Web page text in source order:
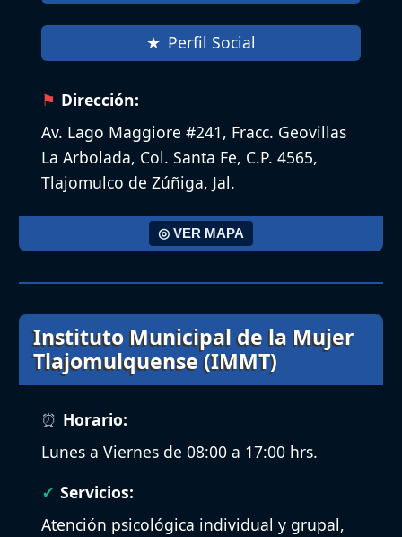
Perfil Social
Dirección:
Av. Lago Maggiore #241, Fracc. Geovillas
La Arbolada, Col. Santa Fe, C.P. 4565,
Tlajomulco de Zúñiga, Jal.
◎ VER MAPA
Instituto Municipal de la Mujer
Tlajomulquense (IMMT)
Horario:
Lunes a Viernes de 08:00 a 17:00 hrs.
Servicios:
Atención psicológica individual y grupal,